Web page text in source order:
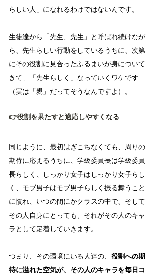
らしい人」になれるわけではないんです。
生徒達から「先生、先生」と呼ばれ続けなが
ら、先生らしい行動をしているうちに、次第
にその役割に見合ったふるまいが身について
きて、「先生らしく」なっていくワケです
（実は「親」だってそうなんですよ）。
👉役割を果たすと適応しやすくなる
同じように、最初はぎこちなくても、周りの
期待に応えるうちに、学級委員長は学級委員
長らしく、しっかり女子はしっかり女子らし
く、モブ男子はモブ男子らしく振る舞うこと
に慣れ、いつの間にかクラスの中で、そして
その人自身にとっても、それがその人のキャ
ラとして定着していきます。
つまり、その環境にいる人達の、 役割への期
待に溢れた空気が、その人のキャラを毎日コ